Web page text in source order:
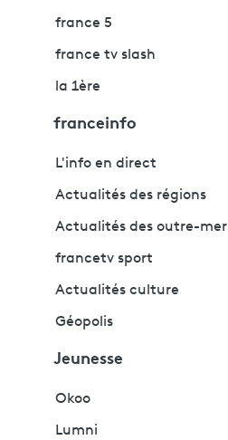
france 5
france tv slash
la 1ère
franceinfo
L'info en direct
Actualités des régions
Actualités des outre-mer
francetv sport
Actualités culture
Géopolis
Jeunesse
Okoo
Lumni